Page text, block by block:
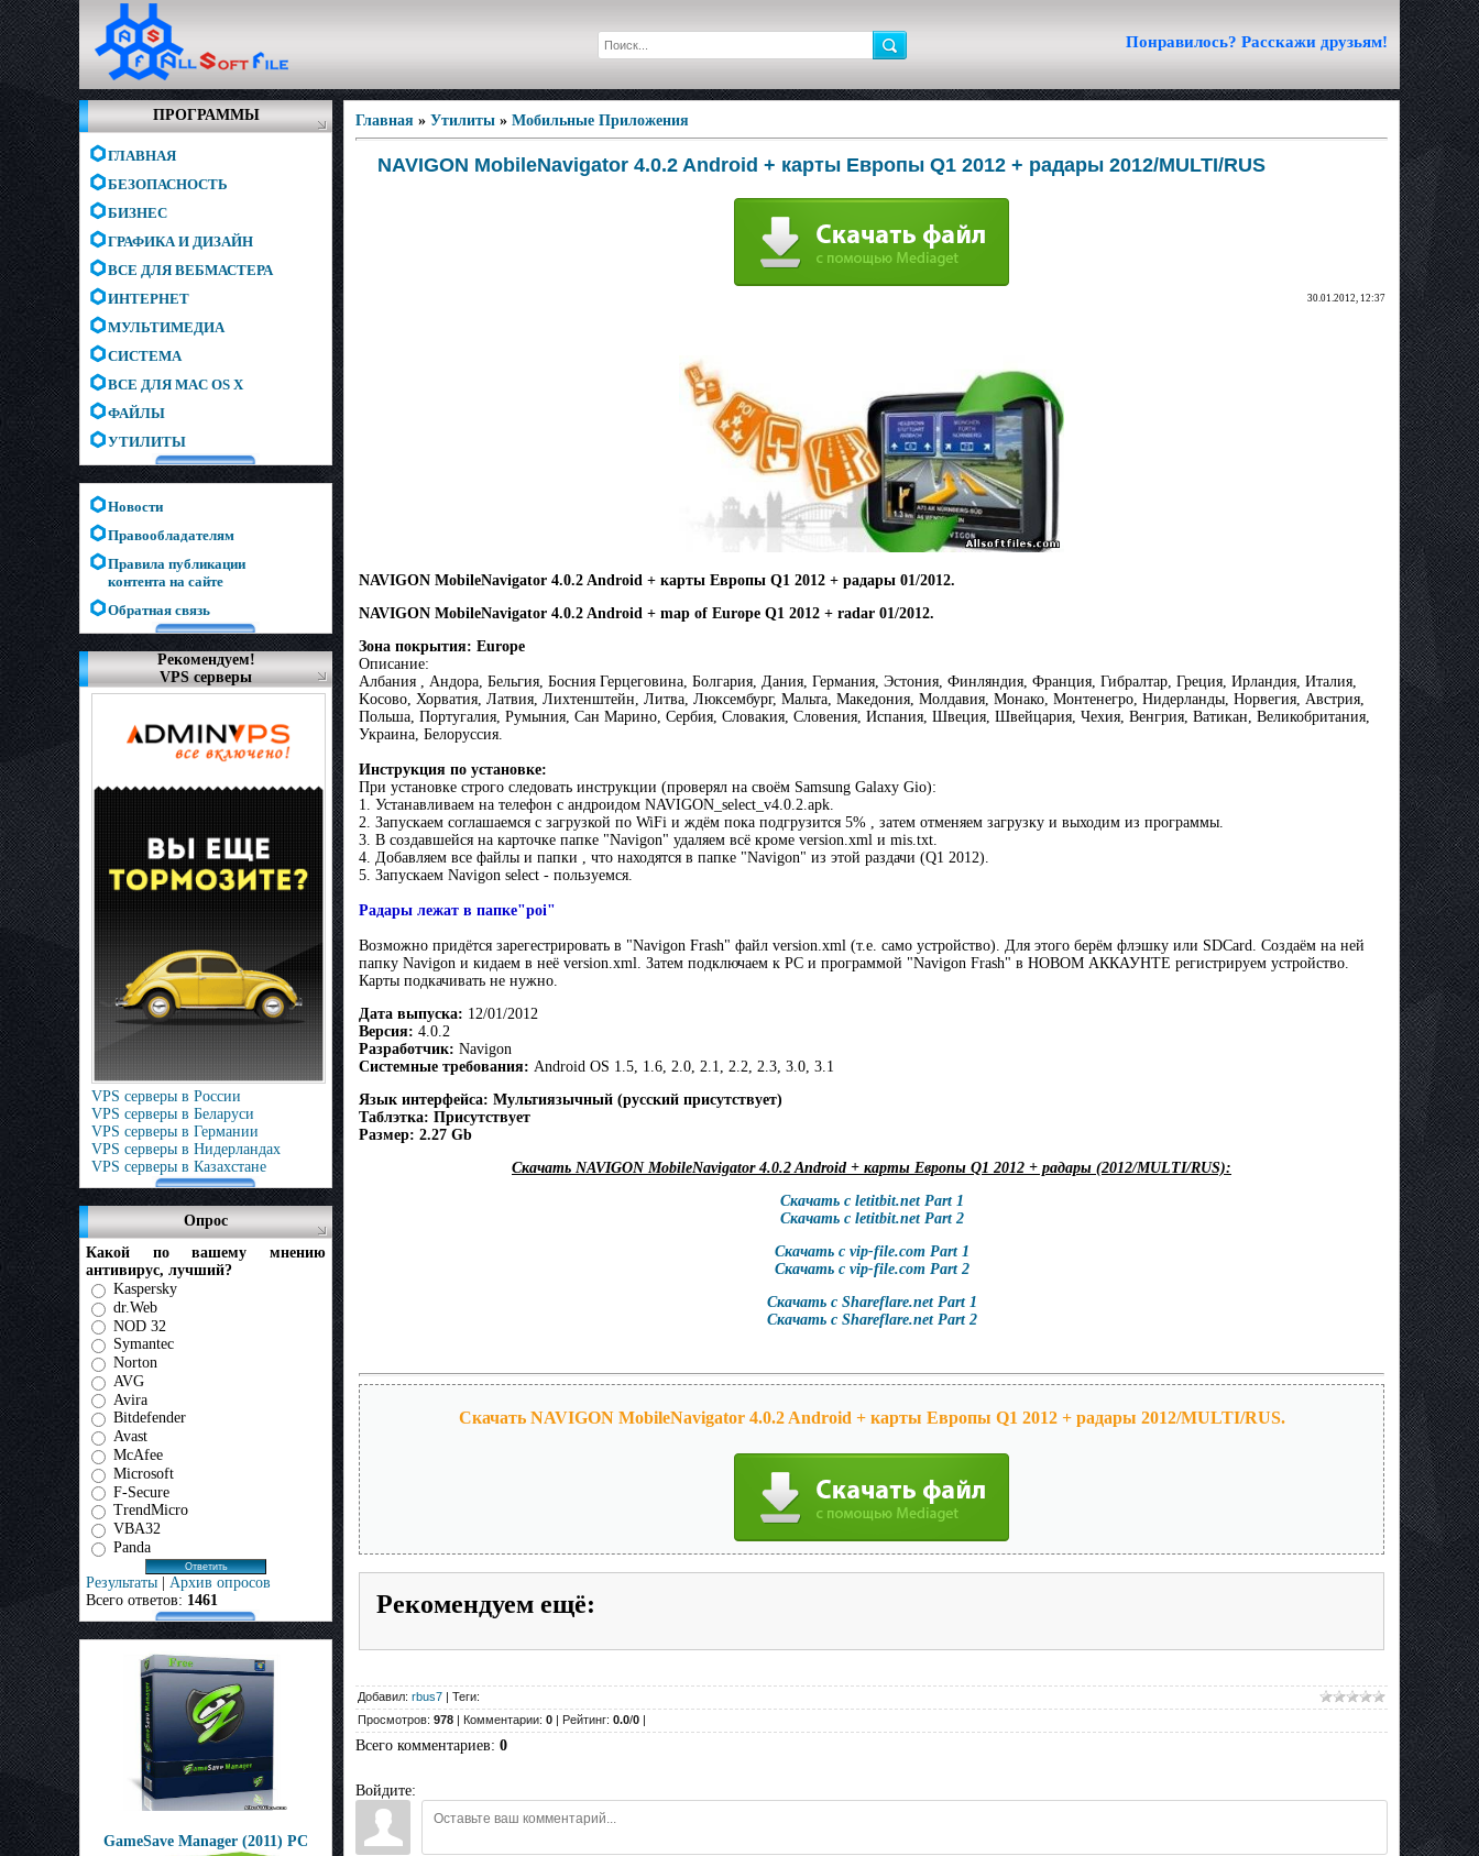
Понравилось? Расскажи друзьям!
ПРОГРАММЫ
ГЛАВНАЯ
БЕЗОПАСНОСТЬ
БИЗНЕС
ГРАФИКА И ДИЗАЙН
ВСЕ ДЛЯ ВЕБМАСТЕРА
ИНТЕРНЕТ
МУЛЬТИМЕДИА
СИСТЕМА
ВСЕ ДЛЯ MAC OS X
ФАЙЛЫ
УТИЛИТЫ
Новости
Правообладателям
Правила публикации
контента на сайте
Обратная связь
Рекомендуем!
VPS серверы
VPS серверы в России
VPS серверы в Беларуси
VPS серверы в Германии
VPS серверы в Нидерландах
VPS серверы в Казахстане
Опрос
Какой по вашему мнению
антивирус, лучший?
Kaspersky
dr.Web
NOD 32
Symantec
Norton
AVG
Avira
Bitdefender
Avast
McAfee
Microsoft
F-Secure
TrendMicro
VBA32
Panda
Результаты | Архив опросов
Всего ответов: 1461
GameSave Manager (2011) РС
Главная » Утилиты » Мобильные Приложения
NAVIGON MobileNavigator 4.0.2 Android + карты Европы Q1 2012 + радары 2012/MULTI/RUS
30.01.2012, 12:37
NAVIGON MobileNavigator 4.0.2 Android + карты Европы Q1 2012 + радары 01/2012.
NAVIGON MobileNavigator 4.0.2 Android + map of Europe Q1 2012 + radar 01/2012.
Зона покрытия: Europe
Описание:
Aлбания , Aндорa, Бельгия, Босния Герцеговина, Болгария, Дания, Германия, Эстония, Финляндия, Франция, Гибралтар, Греция, Ирландия, Италия,
Koсово, Хорватия, Латвия, Лихтенштейн, Литва, Люксембург, Maльта, Maкедония, Moлдавия, Moнако, Moнтенегро, Нидерланды, Норвегия, Австрия,
Польша, Португалия, Румыния, Сан Марино, Сербия, Словакия, Словения, Испания, Швеция, Швейцария, Чехия, Венгрия, Ватикан, Великобритания,
Украина, Белоруссия.
Инструкция по установке:
При установке строго следовать инструкции (проверял на своём Samsung Galaxy Gio):
1. Устанавливаем на телефон с андроидом NAVIGON_select_v4.0.2.apk.
2. Запускаем соглашаемся с загрузкой по WiFi и ждём пока подгрузится 5% , затем отменяем загрузку и выходим из программы.
3. В создавшейся на карточке папке "Navigon" удаляем всё кроме version.xml и mis.txt.
4. Добавляем все файлы и папки , что находятся в папке "Navigon" из этой раздачи (Q1 2012).
5. Запускаем Navigon select - пользуемся.
Радары лежат в папке"poi"
Возможно придётся зарегестрировать в "Navigon Frash" файл version.xml (т.е. само устройство). Для этого берём флэшку или SDCard. Создаём на ней
папку Navigon и кидаем в неё version.xml. Затем подключаем к РС и программой "Navigon Frash" в НОВОМ АККАУНТЕ регистрируем устройство.
Карты подкачивать не нужно.
Дата выпуска: 12/01/2012
Версия: 4.0.2
Разработчик: Navigon
Системные требования: Android OS 1.5, 1.6, 2.0, 2.1, 2.2, 2.3, 3.0, 3.1
Язык интерфейса: Мультиязычный (русский присутствует)
Таблэтка: Присутствует
Размер: 2.27 Gb
Скачать NAVIGON MobileNavigator 4.0.2 Android + карты Европы Q1 2012 + радары (2012/MULTI/RUS):
Скачать с letitbit.net Part 1
Скачать с letitbit.net Part 2
Скачать с vip-file.com Part 1
Скачать с vip-file.com Part 2
Скачать с Shareflare.net Part 1
Скачать с Shareflare.net Part 2
Скачать NAVIGON MobileNavigator 4.0.2 Android + карты Европы Q1 2012 + радары 2012/MULTI/RUS.
Рекомендуем ещё:
Добавил: rbus7 | Теги:
Просмотров: 978 | Комментарии: 0 | Рейтинг: 0.0/0 |
Всего комментариев: 0
Войдите: